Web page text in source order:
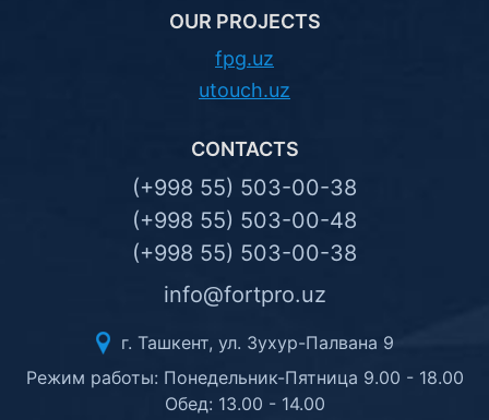
OUR PROJECTS
fpg.uz
utouch.uz
CONTACTS
(+998 55) 503-00-38
(+998 55) 503-00-48
(+998 55) 503-00-38
info@fortpro.uz
г. Ташкент, ул. Зухур-Палвана 9
Режим работы: Понедельник-Пятница 9.00 - 18.00
Обед: 13.00 - 14.00